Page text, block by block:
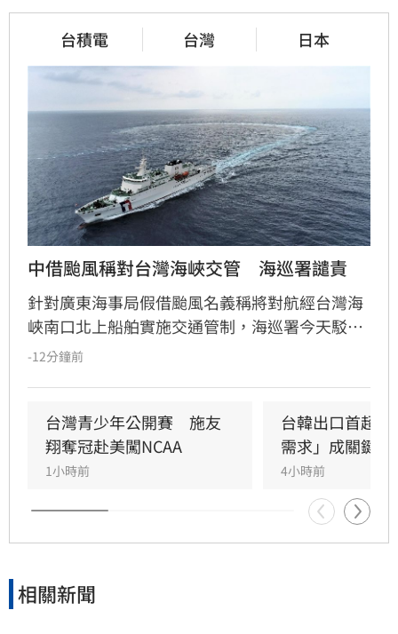
台積電 台灣 日本
中借颱風稱對台灣海峽交管　海巡署譴責
針對廣東海事局假借颱風名義稱將對航經台灣海
峽南口北上船舶實施交通管制，海巡署今天駁斥
中國無權在台灣海峽實施交通管制，並嚴厲譴
-12分鐘前
台灣青少年公開賽　施友
翔奪冠赴美闖NCAA
1小時前
台韓出口首超
需求」成關鍵
4小時前
相關新聞